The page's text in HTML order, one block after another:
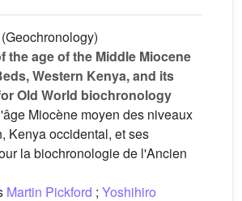
the age of the Middle Miocene
Western Kenya, and its
Old World biochronology
Miocène moyen des niveaux
Kenya occidental, et ses
la biochronologie de l'Ancien
Martin Pickford ; Yoshihiro